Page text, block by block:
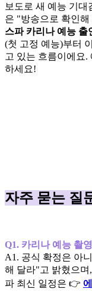
보도로 새 예능 기대
은 "방송으로 확인
스파 카리나 예능 출
(첫 고정 예능)부터
고 있는 흐름이에요.
하세요!
자주 묻는 질
Q1. 카리나 예능 촬
A1. 공식 확정은 아
해 달라"고 밝혔으
파 최신 일정은 👉